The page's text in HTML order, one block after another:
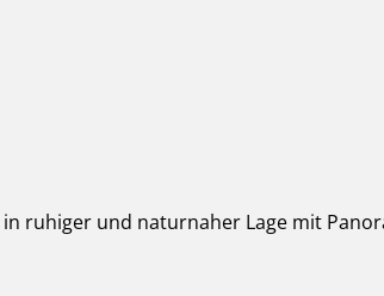
ruhiger und naturnaher Lage mit